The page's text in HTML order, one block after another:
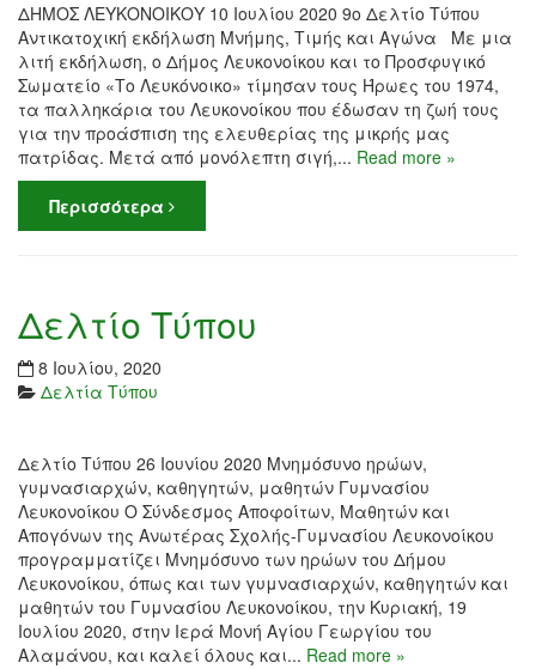
ΔΗΜΟΣ ΛΕΥΚΟΝΟΙΚΟΥ 10 Ιουλίου 2020 9ο Δελτίο Τύπου
Aντικατοχική εκδήλωση Μνήμης, Τιμής και Αγώνα Με μια
λιτή εκδήλωση, ο Δήμος Λευκονοίκου και το Προσφυγικό
Σωματείο «Το Λευκόνοικο» τίμησαν τους Ήρωες του 1974,
τα παλληκάρια του Λευκονοίκου που έδωσαν τη ζωή τους
για την προάσπιση της ελευθερίας της μικρής μας
πατρίδας. Μετά από μονόλεπτη σιγή,... Read more »
Περισσότερα
Δελτίο Τύπου
8 Ιουλίου, 2020
Δελτία Τύπου
Δελτίο Τύπου 26 Ιουνίου 2020 Μνημόσυνο ηρώων,
γυμνασιαρχών, καθηγητών, μαθητών Γυμνασίου
Λευκονοίκου Ο Σύνδεσμος Αποφοίτων, Μαθητών και
Απογόνων της Ανωτέρας Σχολής-Γυμνασίου Λευκονοίκου
προγραμματίζει Μνημόσυνο των ηρώων του Δήμου
Λευκονοίκου, όπως και των γυμνασιαρχών, καθηγητών και
μαθητών του Γυμνασίου Λευκονοίκου, την Κυριακή, 19
Ιουλίου 2020, στην Ιερά Μονή Αγίου Γεωργίου του
Αλαμάνου, και καλεί όλους και... Read more »